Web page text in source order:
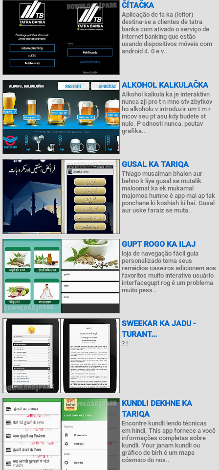
ČÍTAČKA
Aplicação de ta ka (leitor)
destina-se a clientes de tatra
banka com ativado o serviço de
internet banking que estão
usando dispositivos móveis com
android 4. 0 e v..
ALKOHOL KALKULAČKA
Alkohol kalkula ka je interaktivn
nunca zji pro t n mno stv zbytkov
ho alkoholu v introduzir um t m r
mcov seu pt asu kdy budete at
nule. P ednosti nunca: poutav
grafika..
GUSAL KA TARIQA
Thiago musalman bhaion aur
behno k liye gusal se mutalik
maloomat ka ek mukamal
majomoa humne é app mai ap tak
ponchane ki koshish ki hai. Gusal
aur uske faraiz se muta..
GUPT ROGO KA ILAJ
loja de navegação fácil guia
personalizado tema seus
remédios caseiros adicionem aos
favoritos muito interativo usuário
interfacegupt rog é um problema
muito pess..
SWEEKAR KA JADU -
TURANT...
? !
KUNDLI DEKHNE KA
TARIQA
Encontre kundli lendo técnicas
em hindi. This app fornece a você
informações completas sobre
kundli. Your janam kundli ou
gráfico de birh é um mapa
cósmico do nos..